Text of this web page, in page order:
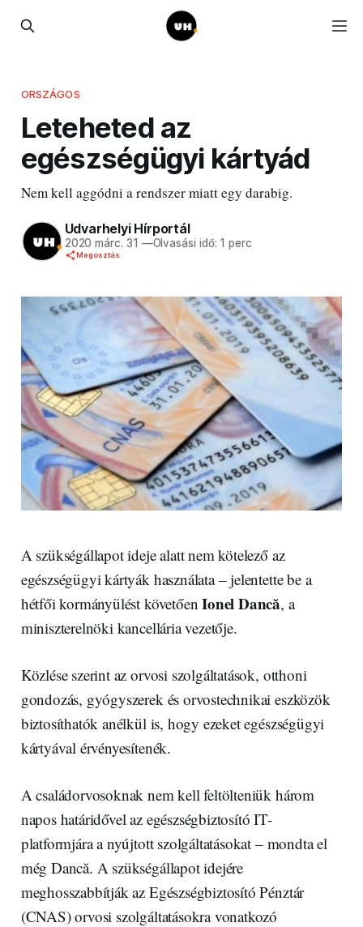
ORSZÁGOS
Leteheted az
egészségügyi kártyád
Nem kell aggódni a rendszer miatt egy darabig.
Udvarhelyi Hírportál
2020 márc. 31 —Olvasási idő: 1 perc
Megosztás
A szükségállapot ideje alatt nem kötelező az
egészségügyi kártyák használata – jelentette be a
hétfői kormányülést követőenIonel Dancă, a
miniszterelnöki kancellária vezetője.
Közlése szerint az orvosi szolgáltatások, otthoni
gondozás, gyógyszerek és orvostechnikai eszközök
biztosíthatók anélkül is, hogy ezeket egészségügyi
kártyával érvényesítenék.
A családorvosoknak nem kell feltölteniük három
napos határidővel az egészségbiztosító IT-
platformjára a nyújtott szolgáltatásokat – mondta el
még Dancă. A szükségállapot idejére
meghosszabbítják az Egészségbiztosító Pénztár
(CNAS) orvosi szolgáltatásokra vonatkozó